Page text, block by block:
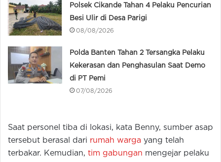
Polsek Cikande Tahan 4 Pelaku Pencurian
Besi Ulir di Desa Parigi
08/08/2026
Polda Banten Tahan 2 Tersangka Pelaku
Kekerasan dan Penghasulan Saat Demo
di PT Pemi
07/08/2026
Saat personel tiba di lokasi, kata Benny, sumber asap
tersebut berasal dari rumah warga yang telah
terbakar. Kemudian, tim gabungan mengejar pelaku